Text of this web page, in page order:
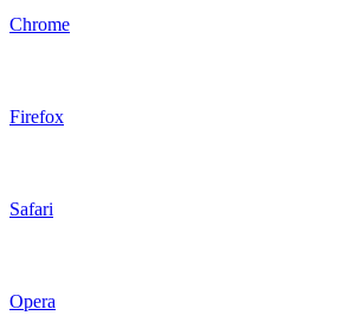
Chrome
Firefox
Safari
Opera